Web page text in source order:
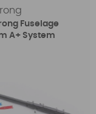
Fuselage
A+ System